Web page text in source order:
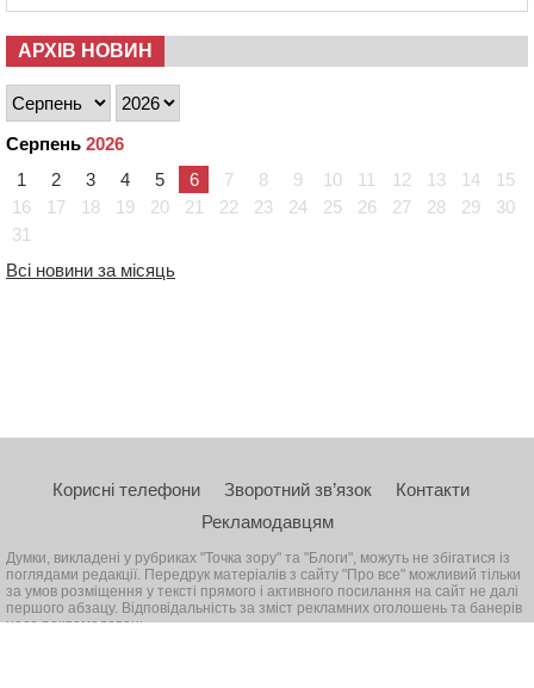
АРХІВ НОВИН
Серпень 2026
1
2 3 4 5 6 7 8 9 10 11 12 13 14
15
16
17 18 19 20 21 22 23 24 25 26 27 28 29
30
31
Всі новини за місяць
Корисні телефони Зворотний зв’язок
Контакти
Рекламодавцям
Думки, викладені у рубриках "Точка зору" та "Блоги", можуть не збігатися із
поглядами редакції. Передрук матеріалів з сайту "Про все" можливий тільки
за умов розміщення у тексті прямого і активного посилання на сайт не далі
першого абзацу. Відповідальність за зміст рекламних оголошень та банерів
несе рекламодавець